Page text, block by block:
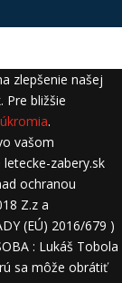
zlepšenie našej
Pre bližšie
.
vašom
zabery.sk
ochranou
Z.z a
(EÚ) 2016/679 )
: Lukáš Tobola
sa môže obrátiť